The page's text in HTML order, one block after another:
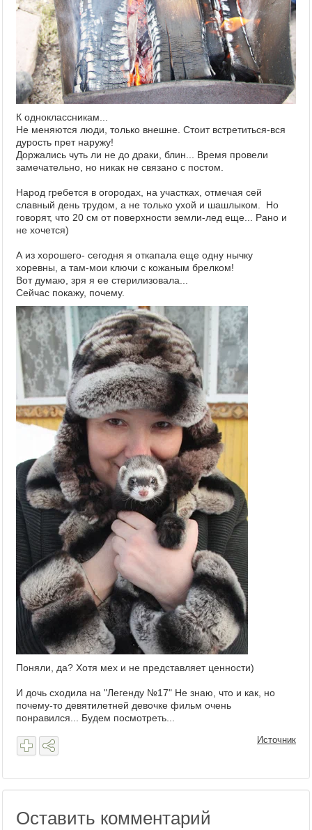
К одноклассникам...
Не меняются люди, только внешне. Стоит встретиться-вся
дурость прет наружу!
Доржались чуть ли не до драки, блин... Время провели
замечательно, но никак не связано с постом.
Народ гребется в огородах, на участках, отмечая сей
славный день трудом, а не только ухой и шашлыком. Но
говорят, что 20 см от поверхности земли-лед еще... Рано и
не хочется)
А из хорошего- сегодня я откапала еще одну нычку
хоревны, а там-мои ключи с кожаным брелком!
Вот думаю, зря я ее стерилизовала...
Сейчас покажу, почему.
Поняли, да? Хотя мех и не представляет ценности)
И дочь сходила на "Легенду №17" Не знаю, что и как, но
почему-то девятилетней девочке фильм очень
понравился... Будем посмотреть...
Источник
Оставить комментарий